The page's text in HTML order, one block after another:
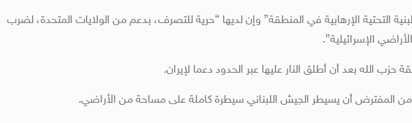
التحتية الإرهابية ​في المنطقة” وإن لديها “حرية للتصرف، بدعم من الولايات المتحدة، لضرب
الإسرائيلية”.
الله بعد أن أطلق النار عليها عبر الحدود دعما لإيران.
من المفترض ​أن يسيطر الجيش اللبناني سيطرة كاملة على مساحة من الأراضي.